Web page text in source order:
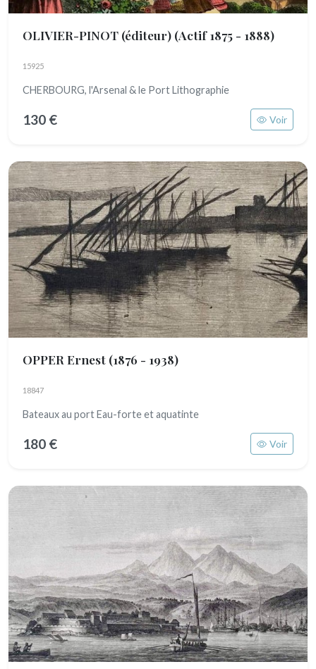
OLIVIER-PINOT (éditeur) (Actif 1875 - 1888)
15925
CHERBOURG, l'Arsenal & le Port Lithographie
130 € Voir
OPPER Ernest (1876 - 1938)
18847
Bateaux au port Eau-forte et aquatinte
180 € Voir